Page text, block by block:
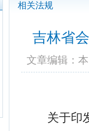
相关法规
吉林省
文章编辑
关于印